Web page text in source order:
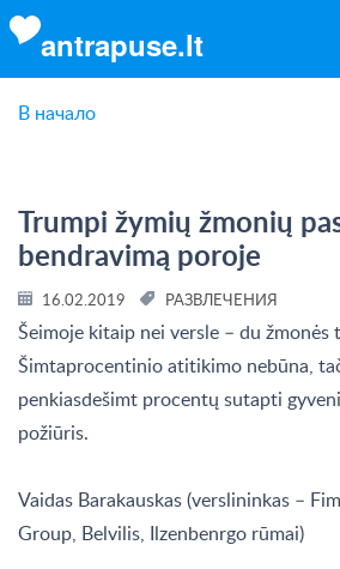
antrapuse.lt
В начало
Trumpi žymių žmonių
bendravimą poroje
16.02.2019 РАЗВЛЕЧЕНИЯ
Šeimoje kitaip nei versle – du
Šimtaprocentinio atitikimo nebūna,
penkiasdešimt procentų sutapti
požiūris.
Vaidas Barakauskas (verslininkas –
Group, Belvilis, Ilzenbenrgo rūmai)